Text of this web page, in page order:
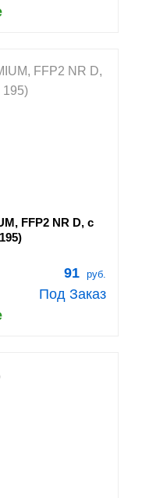
FFP2 NR D, с
91 руб.
Под Заказ